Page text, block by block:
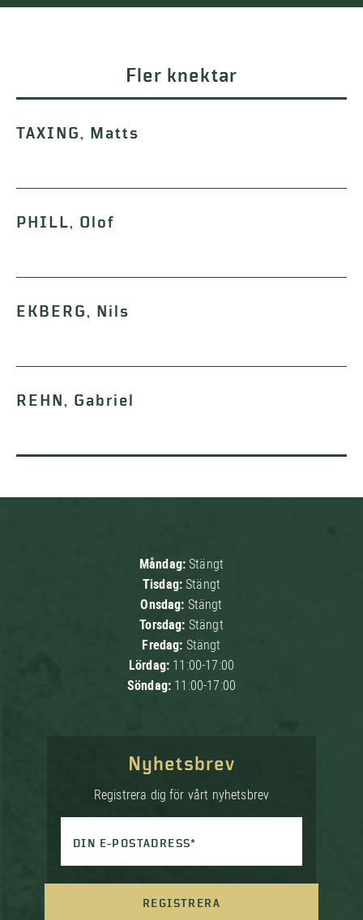
Fler knektar
TAXING, Matts
PHILL, Olof
EKBERG, Nils
REHN, Gabriel
Måndag:Stängt
Tisdag:Stängt
Onsdag: Stängt
Torsdag: Stängt
Fredag: Stängt
Lördag: 11:00-17:00
Söndag: 11:00-17:00
Nyhetsbrev
Registrera dig för vårt nyhetsbrev
DIN E-POSTADRESS*
REGISTRERA